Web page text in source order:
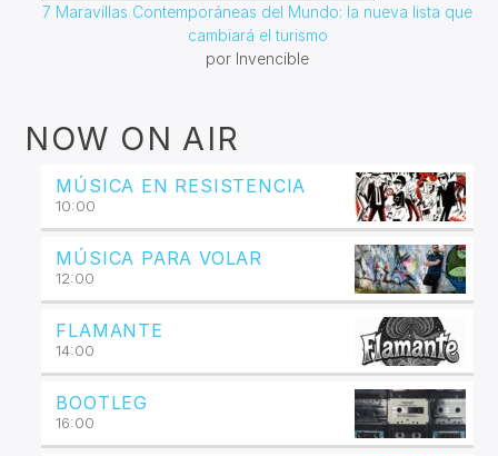
7 Maravillas Contemporáneas del Mundo: la nueva lista que
cambiará el turismo
por Invencible
NOW ON AIR
MÚSICA EN RESISTENCIA
10:00
MÚSICA PARA VOLAR
12:00
FLAMANTE
14:00
BOOTLEG
16:00